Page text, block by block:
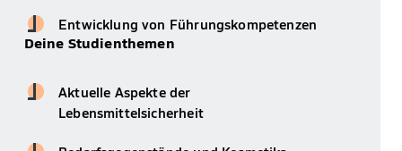
Entwicklung von Führungskompetenzen
Deine Studienthemen
Aktuelle Aspekte der
Lebensmittelsicherheit